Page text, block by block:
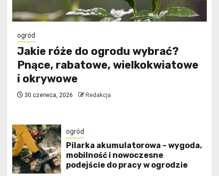
ogród
Jakie róże do ogrodu wybrać?
Pnące, rabatowe, wielkokwiatowe
i okrywowe
30 czerwca, 2026 Redakcja
ogród
Pilarka akumulatorowa – wygoda,
mobilność i nowoczesne
podejście do pracy w ogrodzie